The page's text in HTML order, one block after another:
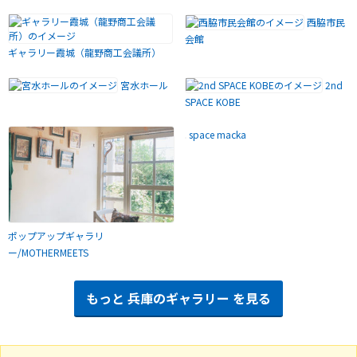
ギャラリー霞城（龍野商工会議所）
西脇市民
会館
宮水ホール
2nd
SPACE KOBE
ポップアップギャラリ
ー/MOTHERMEETS
space macka
もっと 兵庫のギャラリー を見る